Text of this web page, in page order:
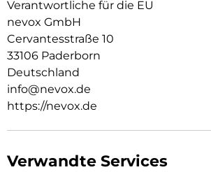
Schockproof durch eingearbeitete
Verantwortliche für die EU
nevox GmbH
Cervantesstraße 10
33106 Paderborn
Deutschland
info@nevox.de
https://nevox.de
Verwandte Services